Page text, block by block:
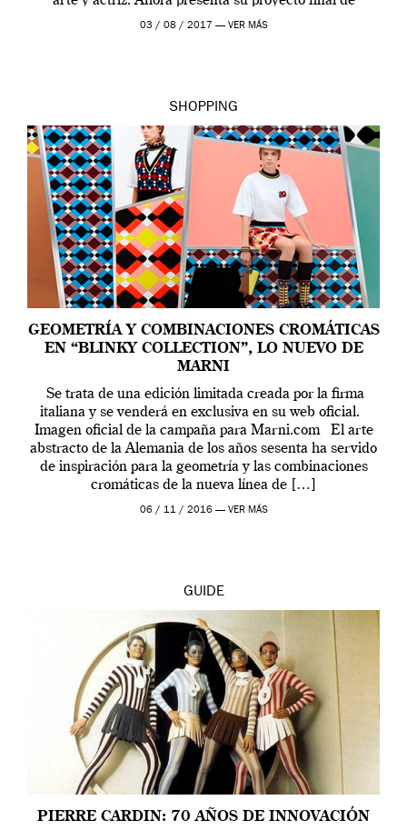
carrera, una colección […]
03 / 08 / 2017 — VER MÁS
SHOPPING
GEOMETRÍA Y COMBINACIONES CROMÁTICAS
EN “BLINKY COLLECTION”, LO NUEVO DE
MARNI
Se trata de una edición limitada creada por la firma
italiana y se venderá en exclusiva en su web oficial.
Imagen oficial de la campaña para Marni.com El arte
abstracto de la Alemania de los años sesenta ha servido
de inspiración para la geometría y las combinaciones
cromáticas de la nueva línea de […]
06 / 11 / 2016 — VER MÁS
GUIDE
PIERRE CARDIN: 70 AÑOS DE INNOVACIÓN